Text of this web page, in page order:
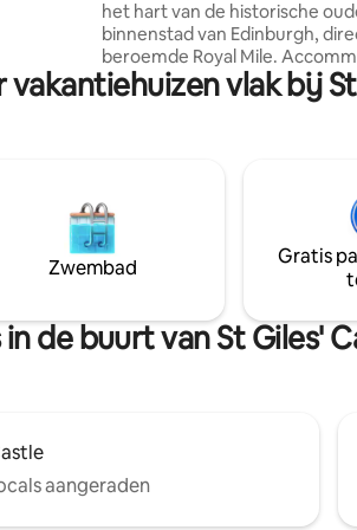
het hart van de historische
binnenstad van Edinburgh,
beroemde Royal Mile. Accommodatie:
Deze goed ingerichte flat
prachtig toevluchtsoord te
die het karakter van de oude
weerspiegelen. Ontspan in de
uitnodigende woonkamer,
storm in de volledig uitgeruste
en kom tot rust in de gezellige
van de stad.
vlak bij
Zwembad
Gratis
de buurt van St Giles'
aangeraden